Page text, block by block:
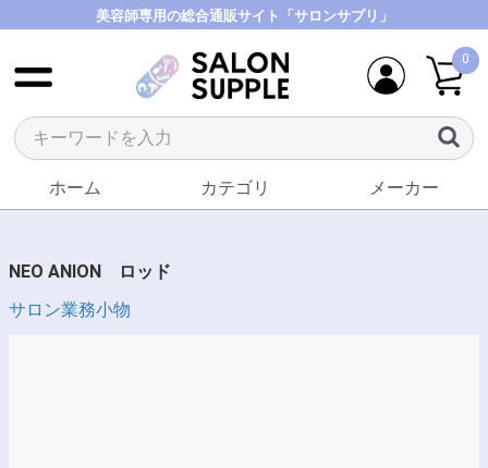
美容師専用の総合通販サイト「サロンサプリ」
0
ホーム カテゴリ メーカー
NEO ANION ロッド
サロン業務小物